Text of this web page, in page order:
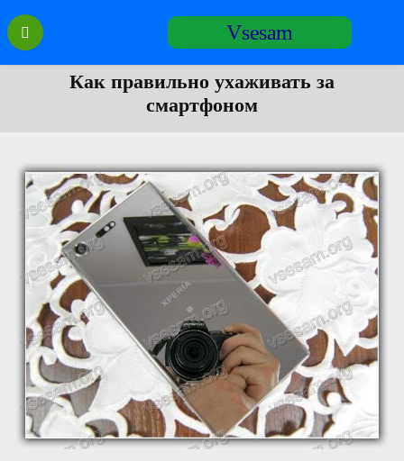
Перейти
содержанию
Vsesam
Как правильно ухаживать за
смартфоном